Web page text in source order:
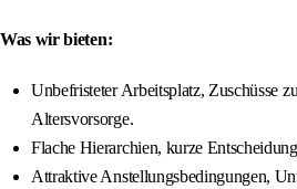
Was wir bieten:
Unbefristeter Arbeitsplatz, Zuschüsse
Altersvorsorge.
Flache Hierarchien, kurze
Attraktive Anstellungsbedingungen,